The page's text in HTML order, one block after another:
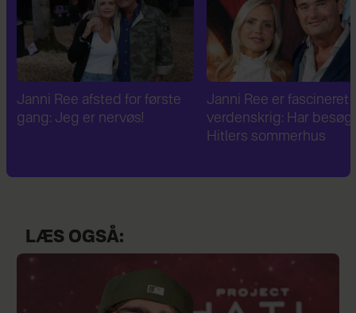
Janni Ree er fascineret af 2.
verdenskrig: Har besøgt
Janni Ree bryder
tavsheden: "Det er
fuldstændig absurd"
LÆS OGSÅ: